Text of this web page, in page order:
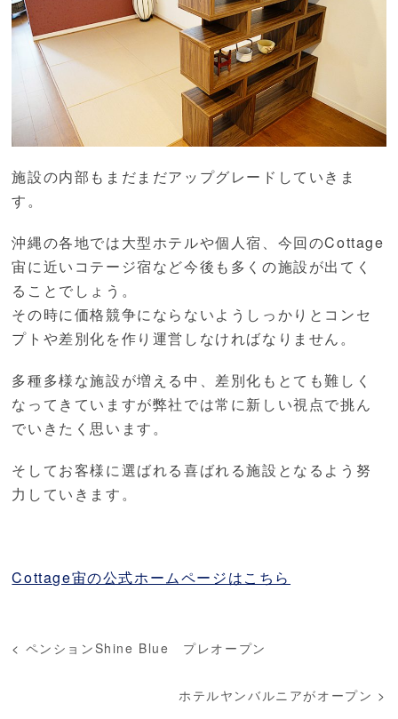
施設の内部もまだまだアップグレードしていきま
す。
沖縄の各地では大型ホテルや個人宿、今回のCottage
宙に近いコテージ宿など今後も多くの施設が出てく
ることでしょう。
その時に価格競争にならないようしっかりとコンセ
プトや差別化を作り運営しなければなりません。
多種多様な施設が増える中、差別化もとても難しく
なってきていますが弊社では常に新しい視点で挑ん
でいきたく思います。
そしてお客様に選ばれる喜ばれる施設となるよう努
力していきます。
Cottage宙の公式ホームページはこちら
< ペンションShine Blue プレオープン
ホテルヤンバルニアがオープン >